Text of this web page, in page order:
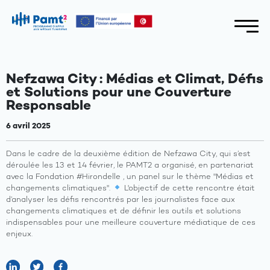
Nefzawa City : Médias et Climat, Défis
et Solutions pour une Couverture
Responsable
6 avril 2025
Dans le cadre de la deuxième édition de Nefzawa City, qui s’est
déroulée les 13 et 14 février, le PAMT2 a organisé, en partenariat
avec la Fondation #Hirondelle , un panel sur le thème "Médias et
changements climatiques".
L'objectif de cette rencontre était
d’analyser les défis rencontrés par les journalistes face aux
changements climatiques et de définir les outils et solutions
indispensables pour une meilleure couverture médiatique de ces
enjeux.